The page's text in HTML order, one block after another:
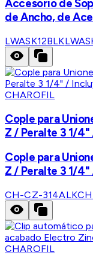
Accesorio de
de Ancho, de
LWASK12BLK
CHAROFIL
Cople para
Z / Peralte 3 1/
Cople para
Z / Peralte 3 1/
CH-CZ-314ALK
CHAROFIL